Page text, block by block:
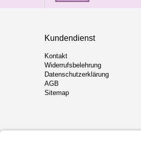
Kundendienst
Kontakt
Widerrufsbelehrung
Datenschutzerklärung
AGB
Sitemap